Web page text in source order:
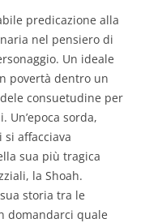
predicazione alla
nel pensiero di
Un ideale
povertà dentro un
consuetudine per
sorda,
si affacciava
sua più tragica
la Shoah.
storia tra le
domandarci quale